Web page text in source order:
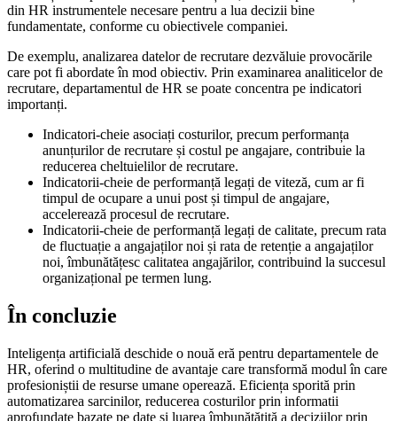
din HR instrumentele necesare pentru a lua decizii bine
fundamentate, conforme cu obiectivele companiei.
De exemplu, analizarea datelor de recrutare dezvăluie provocările
care pot fi abordate în mod obiectiv. Prin examinarea analiticelor de
recrutare, departamentul de HR se poate concentra pe indicatori
importanți.
Indicatori-cheie asociați costurilor, precum performanța
anunțurilor de recrutare și costul pe angajare, contribuie la
reducerea cheltuielilor de recrutare.
Indicatorii-cheie de performanță legați de viteză, cum ar fi
timpul de ocupare a unui post și timpul de angajare,
accelerează procesul de recrutare.
Indicatorii-cheie de performanță legați de calitate, precum rata
de fluctuație a angajaților noi și rata de retenție a angajaților
noi, îmbunătățesc calitatea angajărilor, contribuind la succesul
organizațional pe termen lung.
În concluzie
Inteligența artificială deschide o nouă eră pentru departamentele de
HR, oferind o multitudine de avantaje care transformă modul în care
profesioniștii de resurse umane operează. Eficiența sporită prin
automatizarea sarcinilor, reducerea costurilor prin informatii
aprofundate bazate pe date și luarea îmbunătățită a deciziilor prin